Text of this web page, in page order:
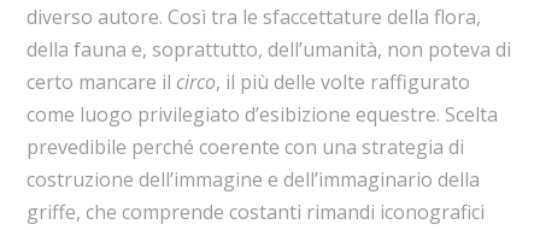
diverso autore. Così tra le sfaccettature della flora,
della fauna e, soprattutto, dell’umanità, non poteva di
certo mancare il circo, il più delle volte raffigurato
come luogo privilegiato d’esibizione equestre. Scelta
prevedibile perché coerente con una strategia di
costruzione dell’immagine e dell’immaginario della
griffe, che comprende costanti rimandi iconografici